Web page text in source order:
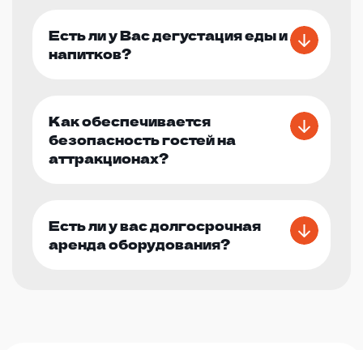
Есть ли у Вас дегустация еды и
напитков?
Как обеспечивается
безопасность гостей на
аттракционах?
Есть ли у вас долгосрочная
аренда оборудования?